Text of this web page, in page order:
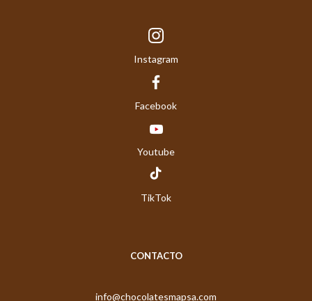
Instagram
Facebook
Youtube
TikTok
CONTACTO
info@chocolatesmapsa.com